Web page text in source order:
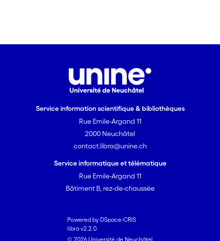
Service information scientifique & bibliothèques
Rue Emile-Argand 11
2000 Neuchâtel
contact.libra@unine.ch
Service informatique et télématique
Rue Emile-Argand 11
Bâtiment B, rez-de-chaussée
Powered by DSpace-CRIS
libra v2.2.0
© 2026 Université de Neuchâtel